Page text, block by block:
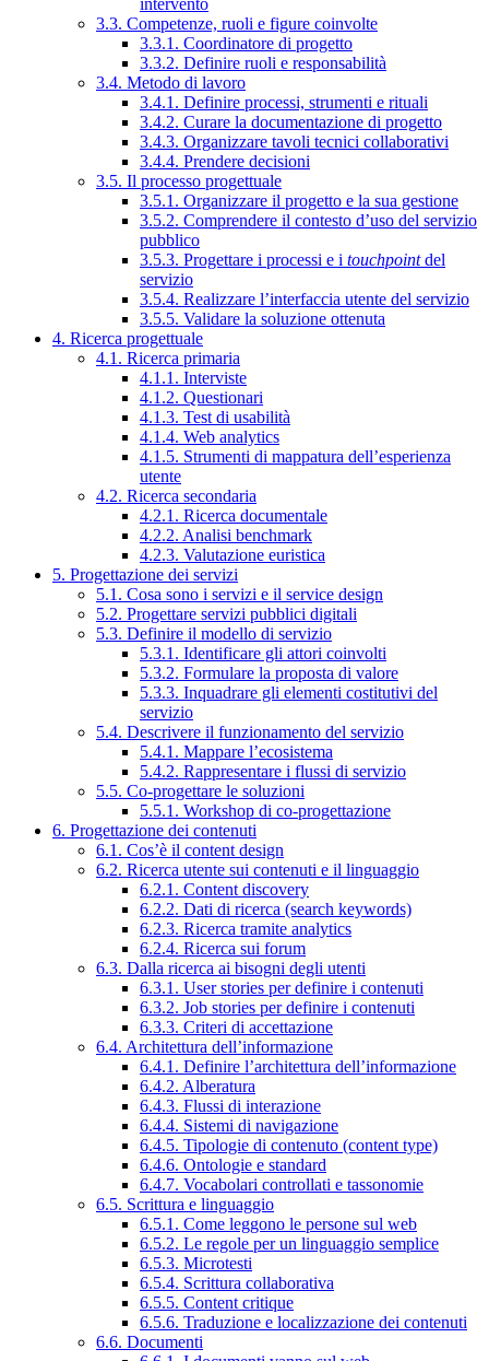
intervento
3.3. Competenze, ruoli e figure coinvolte
3.3.1. Coordinatore di progetto
3.3.2. Definire ruoli e responsabilità
3.4. Metodo di lavoro
3.4.1. Definire processi, strumenti e rituali
3.4.2. Curare la documentazione di progetto
3.4.3. Organizzare tavoli tecnici collaborativi
3.4.4. Prendere decisioni
3.5. Il processo progettuale
3.5.1. Organizzare il progetto e la sua gestione
3.5.2. Comprendere il contesto d’uso del servizio
pubblico
3.5.3. Progettare i processi e i touchpointdel
servizio
3.5.4. Realizzare l’interfaccia utente del servizio
3.5.5. Validare la soluzione ottenuta
4. Ricerca progettuale
4.1. Ricerca primaria
4.1.1. Interviste
4.1.2. Questionari
4.1.3. Test di usabilità
4.1.4. Web analytics
4.1.5. Strumenti di mappatura dell’esperienza
utente
4.2. Ricerca secondaria
4.2.1. Ricerca documentale
4.2.2. Analisi benchmark
4.2.3. Valutazione euristica
5. Progettazione dei servizi
5.1. Cosa sono i servizi e il service design
5.2. Progettare servizi pubblici digitali
5.3. Definire il modello di servizio
5.3.1. Identificare gli attori coinvolti
5.3.2. Formulare la proposta di valore
5.3.3. Inquadrare gli elementi costitutivi del
servizio
5.4. Descrivere il funzionamento del servizio
5.4.1. Mappare l’ecosistema
5.4.2. Rappresentare i flussi di servizio
5.5. Co-progettare le soluzioni
5.5.1. Workshop di co-progettazione
6. Progettazione dei contenuti
6.1. Cos’è il content design
6.2. Ricerca utente sui contenuti e il linguaggio
6.2.1. Content discovery
6.2.2. Dati di ricerca (search keywords)
6.2.3. Ricerca tramite analytics
6.2.4. Ricerca sui forum
6.3. Dalla ricerca ai bisogni degli utenti
6.3.1. User stories per definire i contenuti
6.3.2. Job stories per definire i contenuti
6.3.3. Criteri di accettazione
6.4. Architettura dell’informazione
6.4.1. Definire l’architettura dell’informazione
6.4.2. Alberatura
6.4.3. Flussi di interazione
6.4.4. Sistemi di navigazione
6.4.5. Tipologie di contenuto (content type)
6.4.6. Ontologie e standard
6.4.7. Vocabolari controllati e tassonomie
6.5. Scrittura e linguaggio
6.5.1. Come leggono le persone sul web
6.5.2. Le regole per un linguaggio semplice
6.5.3. Microtesti
6.5.4. Scrittura collaborativa
6.5.5. Content critique
6.5.6. Traduzione e localizzazione dei contenuti
6.6. Documenti